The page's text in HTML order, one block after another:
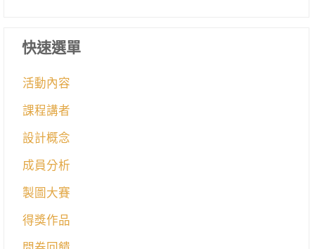
快速選單
活動內容
課程講者
設計概念
成員分析
製圖大賽
得獎作品